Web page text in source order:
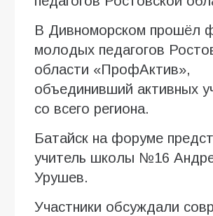
В Дивноморском прошёл
молодых педагогов
области «ПрофАктив»,
объединивший активных
со всего региона.
Батайск на форуме
учитель школы №16
Урушев.
Участники обсуждали